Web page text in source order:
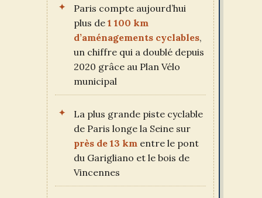
Paris compte aujourd’hui
plus de 1 100 km
d’aménagements cyclables,
un chiffre qui a doublé depuis
2020 grâce au Plan Vélo
municipal
La plus grande piste cyclable
de Paris longe la Seine sur
près de 13 km entre le pont
du Garigliano et le bois de
Vincennes